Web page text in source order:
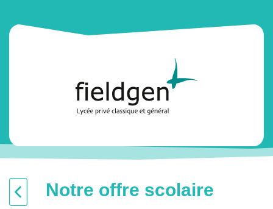
Notre offre scolaire